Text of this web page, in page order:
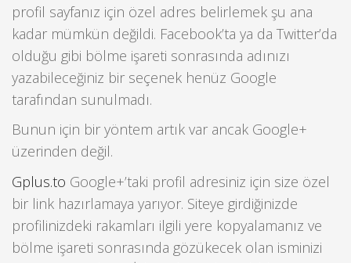
profil sayfanız için özel adres belirlemek şu ana
kadar mümkün değildi. Facebook’ta ya da Twitter’da
olduğu gibi bölme işareti sonrasında adınızı
yazabileceğiniz bir seçenek henüz Google
tarafından sunulmadı.
Bunun için bir yöntem artık var ancak Google+
üzerinden değil.
Gplus.to Google+’taki profil adresiniz için size özel
bir link hazırlamaya yarıyor. Siteye girdiğinizde
profilinizdeki rakamları ilgili yere kopyalamanız ve
bölme işareti sonrasında gözükecek olan isminizi